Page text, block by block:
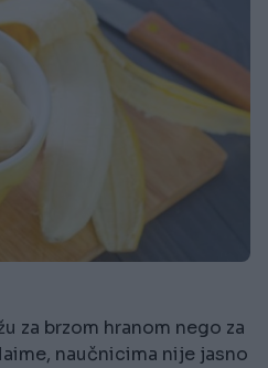
za brzom hranom nego za
naučnicima nije jasno